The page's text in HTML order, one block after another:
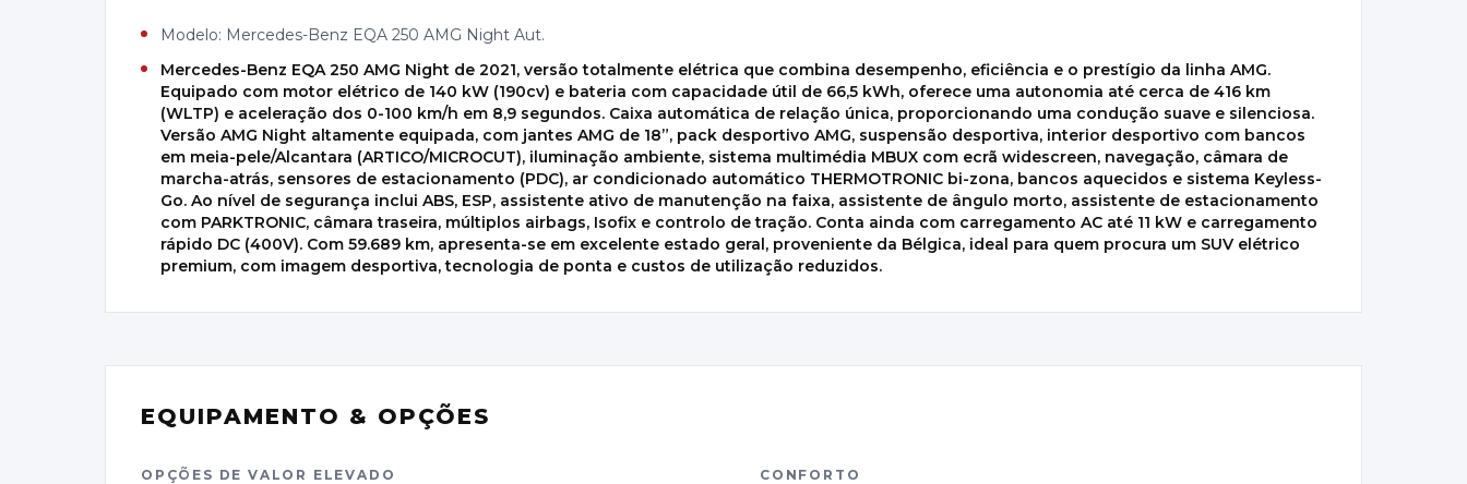
Modelo: Mercedes-Benz EQA 250 AMG Night Aut.
Mercedes-Benz EQA 250 AMG Night de 2021, versão totalmente elétrica que combina desempenho, eficiência e o prestígio da linha AMG.
Equipado com motor elétrico de 140 kW (190cv) e bateria com capacidade útil de 66,5 kWh, oferece uma autonomia até cerca de 416 km
(WLTP) e aceleração dos 0-100 km/h em 8,9 segundos. Caixa automática de relação única, proporcionando uma condução suave e silenciosa.
Versão AMG Night altamente equipada, com jantes AMG de 18”, pack desportivo AMG, suspensão desportiva, interior desportivo com bancos
em meia-pele/Alcantara (ARTICO/MICROCUT), iluminação ambiente, sistema multimédia MBUX com ecrã widescreen, navegação, câmara de
marcha-atrás, sensores de estacionamento (PDC), ar condicionado automático THERMOTRONIC bi-zona, bancos aquecidos e sistema Keyless-
Go. Ao nível de segurança inclui ABS, ESP, assistente ativo de manutenção na faixa, assistente de ângulo morto, assistente de estacionamento
com PARKTRONIC, câmara traseira, múltiplos airbags, Isofix e controlo de tração. Conta ainda com carregamento AC até 11 kW e carregamento
rápido DC (400V). Com 59.689 km, apresenta-se em excelente estado geral, proveniente da Bélgica, ideal para quem procura um SUV elétrico
premium, com imagem desportiva, tecnologia de ponta e custos de utilização reduzidos.
EQUIPAMENTO & OPÇÕES
OPÇÕES DE VALOR ELEVADO CONFORTO